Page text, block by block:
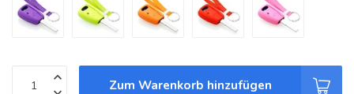
Zum Warenkorb hinzufügen